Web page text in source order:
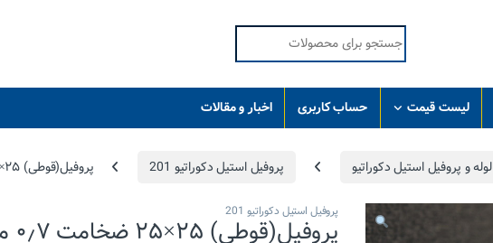
Search for:
لیست قیمت حساب کاربری اخبار و مقالات
لوله و پروفیل استیل دکوراتیو پروفیل استیل دکوراتیو 201 پروفیل(قوطی) ۲۵×۲۵ ضخامت ۰٫۷ میلیمتر استیل ۲۰۱ ساموین
پروفیل استیل دکوراتیو 201